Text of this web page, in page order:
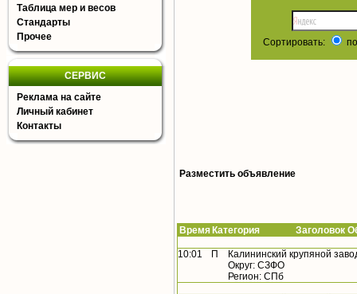
Таблица мер и весов
Стандарты
Прочее
СЕРВИС
Реклама на сайте
Личный кабинет
Контакты
Сортировать:
Разместить объявление
Время Категория Заголовок
10:01 П
Калининский крупяной
Округ: СЗФО
Регион: СПб